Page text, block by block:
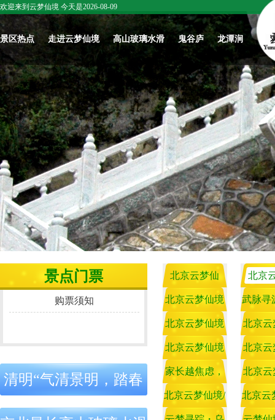
欢迎来到云梦仙境 今天是2026-08-09
景区热点
五一来云梦仙
境！赴一场山
野花海与心跳
冒险之约
庆六一，爱与
温暖共传递
最新活动
往期活动
景区新闻
北京云梦仙境
《祈愿记》
走进云梦仙境
春日开漂|北京
云梦仙境，高
山玻璃水滑踏
春上线啦！
关于我们
怀柔文化
云梦文化
名家作品赏
仙境赋
春日开漂|北京
云梦仙境，高
山玻璃水滑踏
春上线啦！
云梦仙境雪景
欣赏
云梦仙境讲坛3
云梦仙境讲坛1
仙境讲坛2
高山玻璃水滑 鬼谷庐
北京云梦仙
境：鬼谷子智
圣学宫，华夏
智慧一脉正宗
北京云梦仙境
｜智圣学宫：
鬼谷子开坛讲
学，育人成才
的千古道场
北京云梦仙境
｜鬼谷子处世
之道：守正于
心，处事有度
武脉寻源 文兴
未来 ——武林
名家聚首 共商
鬼谷武学传承
大计
北京云梦仙
｜鬼谷子成
之道：立心
正，行事稳
终能成
北京云梦仙境
｜鬼谷子成才
之道：以圣道
育人，以智慧
立身
北京云梦仙境
｜云梦仙境圣
迹：圣贤留
踪，文脉永续
北京云梦仙
｜鬼谷文脉
千年传承，
道流芳
北京云梦仙境
｜学鬼谷子，
贵在守正：心
北京云梦仙
｜鬼谷智慧
家风家教：
龙潭涧
景点门票
购票须知
清明“气清景明，踏春
怀古”活动购票须知
北京云梦仙
境：鬼谷子智
圣学宫，华夏
智慧一脉正宗
北京
境：
地，
北京云梦仙境
｜鬼谷子处世
之道：守正于
心，处事有度
武脉寻
未来
名家聚
鬼谷
大
北京云梦仙境
｜鬼谷文脉：
千年传承，正
道流芳
北京
｜学
贵在
正、
北京云梦仙境
｜心怀圣贤
志，行走天地
北京
｜传
道，
家长越焦虑，
孩子越难教！
北京
｜鬼
北京云梦仙境/ 北京云